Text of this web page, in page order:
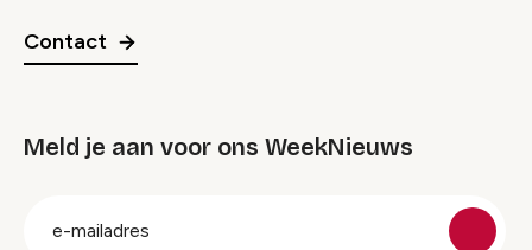
Contact
Meld je aan voor ons WeekNieuws